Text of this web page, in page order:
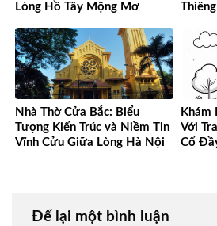
Lòng Hồ Tây Mộng Mơ
Nhà Thờ Cửa Bắc: Biểu
Tượng Kiến Trúc và Niềm Tin
Vĩnh Cửu Giữa Lòng Hà Nội
Khám
Với
Cổ
Để lại một bình luận